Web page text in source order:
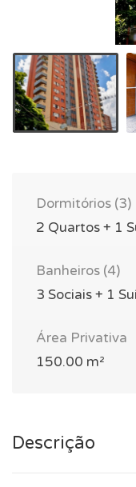
Dormitórios (3)
2 Quartos + 1
Banheiros (4)
3 Sociais + 1
Área Privativa
150.00 m²
Descrição